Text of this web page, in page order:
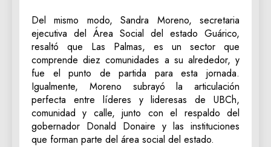
Del mismo modo, Sandra Moreno, secretaria
ejecutiva del Área Social del estado Guárico,
resaltó que Las Palmas, es un sector que
comprende diez comunidades a su alrededor, y
fue el punto de partida para esta jornada.
Igualmente, Moreno subrayó la articulación
perfecta entre líderes y lideresas de UBCh,
comunidad y calle, junto con el respaldo del
gobernador Donald Donaire y las instituciones
que forman parte del área social del estado.